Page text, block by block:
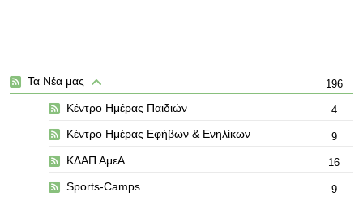
Τα Νέα μας 196
Κέντρο Ημέρας Παιδιών 4
Κέντρο Ημέρας Εφήβων & Ενηλίκων 9
ΚΔΑΠ ΑμεΑ 16
Sports-Camps 9